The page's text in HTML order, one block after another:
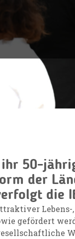
50-
der
die
gefördert